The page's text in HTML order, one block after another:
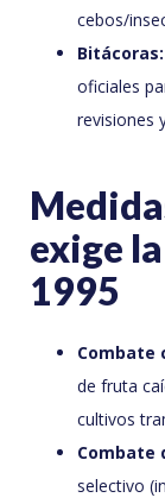
cebos/
Bitácoras:
oficiales
revisiones
exige
1995
Combate
de fruta
cultivos
Combate
selectivo